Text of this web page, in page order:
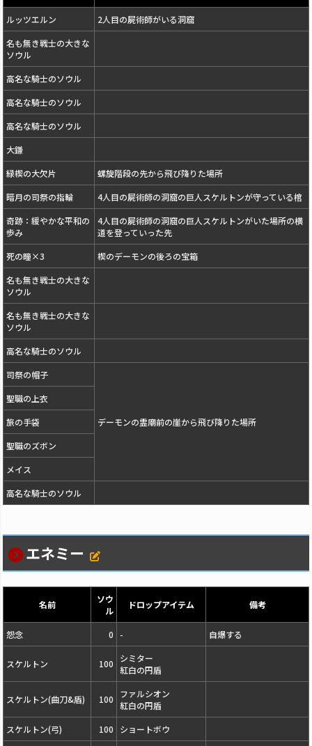
ルッツエルン
2人目の屍術師がいる洞窟
名も無き戦士の大きな
ソウル
高名な騎士のソウル
高名な騎士のソウル
高名な騎士のソウル
大鎌
緑楔の大欠片
螺旋階段の先から飛び降りた場所
暗月の司祭の指輪
4人目の屍術師の洞窟の巨人スケルトンが守っている棺
奇跡：緩やかな平和の
歩み
4人目の屍術師の洞窟の巨人スケルトンがいた場所の横
道を登っていった先
死の瞳×3
楔のデーモンの後ろの宝箱
名も無き戦士の大きな
ソウル
名も無き戦士の大きな
ソウル
高名な騎士のソウル
司祭の帽子
デーモンの霊廟前の崖から飛び降りた場所
聖職の上衣
旅の手袋
聖職のズボン
メイス
高名な騎士のソウル
エネミー
名前
ソウ
ル
ドロップアイテム 備考
怨念 0 - 自爆する
スケルトン 100
シミター
紅白の円盾
スケルトン(曲刀&盾) 100
ファルシオン
紅白の円盾
スケルトン(弓)
100 ショートボウ